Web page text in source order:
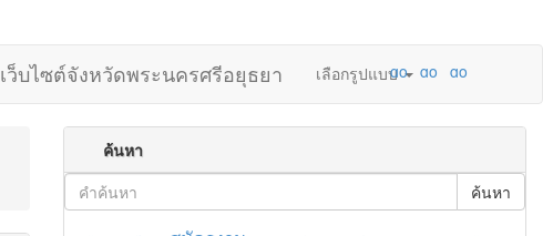
เว็บไซต์จังหวัดพระนครศรีอยุธยา เลือกรูปแบบ
ค้นหา
ค้นหา